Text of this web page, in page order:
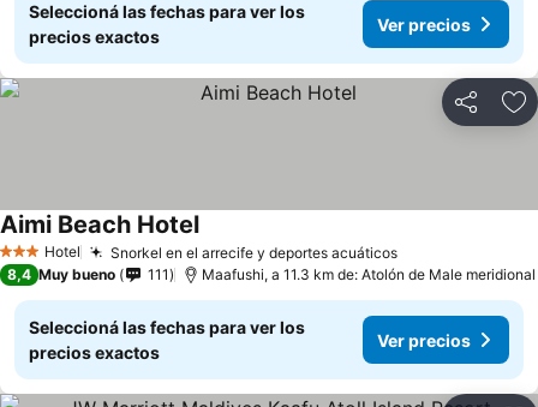
Seleccioná las fechas para ver los
precios exactos
Ver precios
Compartir
3 Estrellas
Hotel Snorkel en el arrecife y deportes acuáticos
Aimi Beach Hotel
8,4 Muy bueno 111 Maafushi, a 11.3 km de: Atolón de Male meridional
Seleccioná las fechas para ver los
precios exactos
Ver precios